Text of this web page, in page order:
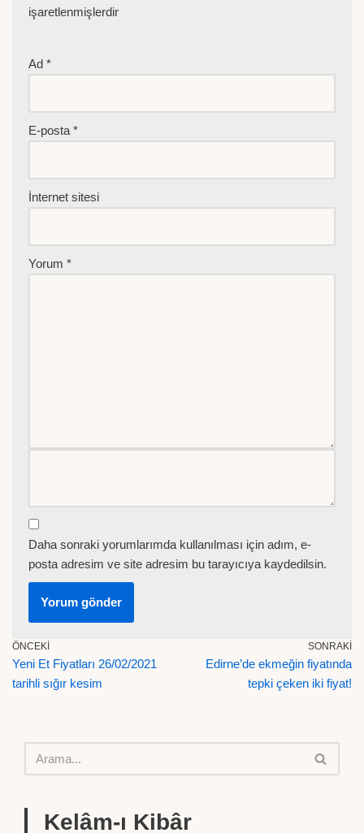
işaretlenmişlerdir
Ad *
E-posta *
İnternet sitesi
Yorum *
Daha sonraki yorumlarımda kullanılması için adım, e-
posta adresim ve site adresim bu tarayıcıya kaydedilsin.
ÖNCEKI
Yeni Et Fiyatları 26/02/2021
tarihli sığır kesim
SONRAKI
Edirne’de ekmeğin fiyatında
tepki çeken iki fiyat!
Kelâm-ı Kibâr